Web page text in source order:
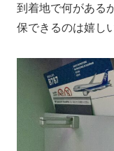
到着地で何がある
保できるのは嬉し